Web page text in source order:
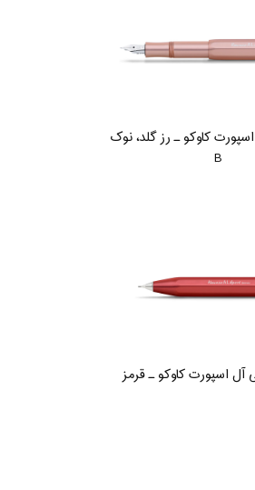
کاوکو ـ رز گلد، نوک
B
آل اسپورت کاوکو ـ قرمز